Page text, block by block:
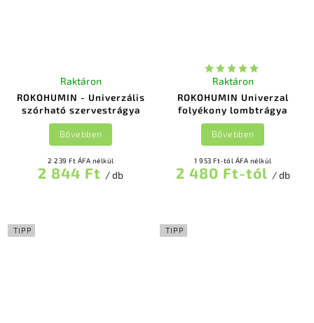
ROKOHUMIN - Univerzális
szórható szervestrágya
Raktáron
2 239 Ft ÁFA nélkül
2 844 Ft / db
Bővebben
ROKOHUMIN Univerzal
folyékony lombtrágya
Raktáron
1 953 Ft-tól ÁFA nélkül
2 480 Ft-tól / db
Bővebben
TIPP TIPP